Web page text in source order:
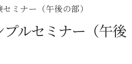
ミナー（午後の部）
プルセミナー（午後